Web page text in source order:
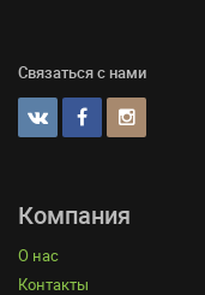
Связаться с нами
Компания
О нас
Контакты